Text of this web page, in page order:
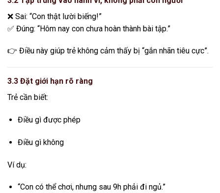
❌ Sai: “Con thật lười biếng!”
✅ Đúng: “Hôm nay con chưa hoàn thành bài tập.”
👉 Điều này giúp trẻ không cảm thấy bị “gắn nhãn tiêu cực”.
3.3 Đặt giới hạn rõ ràng
Trẻ cần biết:
Điều gì được phép
Điều gì không
Ví dụ:
“Con có thể chơi, nhưng sau 9h phải đi ngủ.”